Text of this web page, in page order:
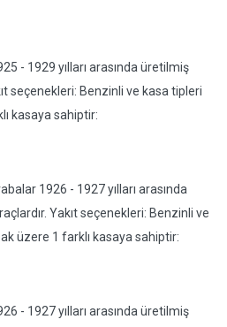
- 1929 yılları arasında üretilmiş
seçenekleri: Benzinli ve kasa tipleri
kasaya sahiptir:
1926 - 1927 yılları arasında
Yakıt seçenekleri: Benzinli ve
üzere 1 farklı kasaya sahiptir:
- 1927 yılları arasında üretilmiş